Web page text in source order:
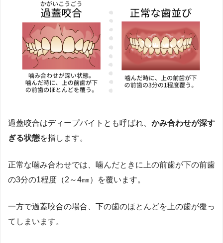
過蓋咬合はディープバイトとも呼ばれ、 かみ合わせが深す
ぎる状態を指します。
正常な噛み合わせでは、噛んだときに上の前歯が下の前歯
の3分の1程度（2～4㎜）を覆います。
一方で過蓋咬合の場合、下の歯のほとんどを上の歯が覆っ
てしまいます。